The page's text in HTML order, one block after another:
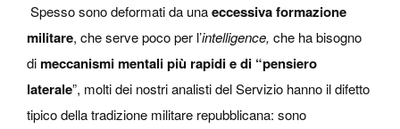
Spesso sono deformati da unaeccessiva formazione
militare, che serve poco per l’intelligence, che ha bisogno
dimeccanismi mentali più rapidi e di “pensiero
laterale”, molti dei nostri analisti del Servizio hanno il difetto
tipico della tradizione militare repubblicana: sono